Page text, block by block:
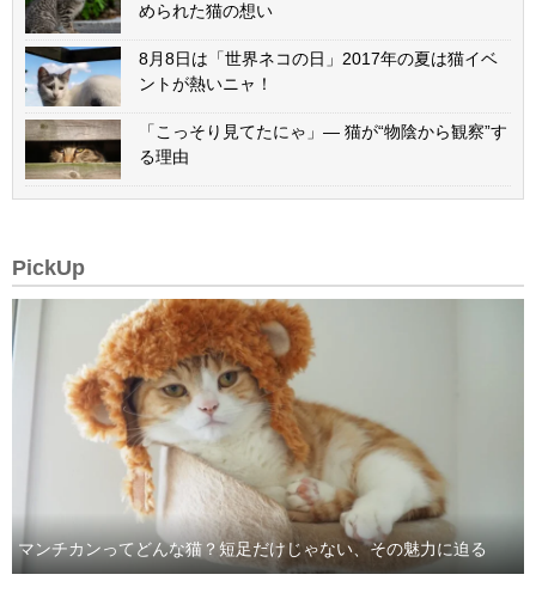
められた猫の想い
8月8日は「世界ネコの日」2017年の夏は猫イベ
ントが熱いニャ！
「こっそり見てたにゃ」— 猫が“物陰から観察”す
る理由
PickUp
マンチカンってどんな猫？短足だけじゃない、その魅力に迫る